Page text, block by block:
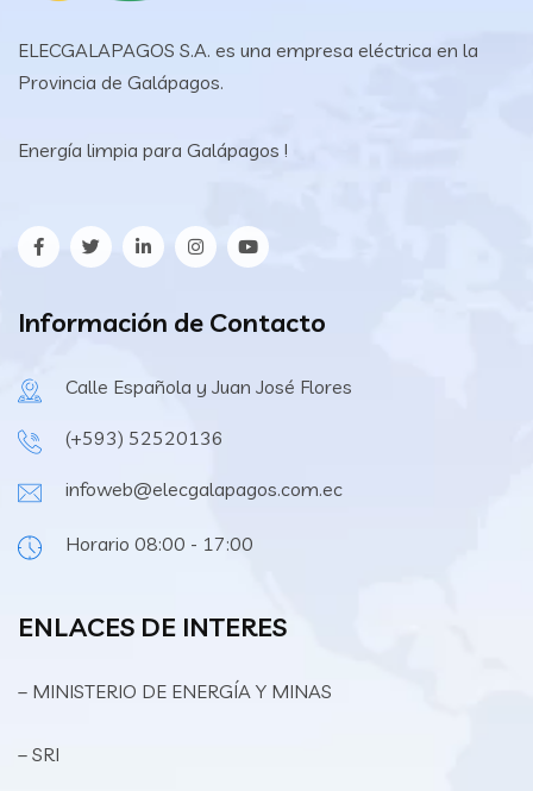
ELECGALAPAGOS S.A. es una empresa eléctrica en la
Provincia de Galápagos.
Energía limpia para Galápagos !
Información de Contacto
Calle Española y Juan José Flores
(+593) 52520136
infoweb@elecgalapagos.com.ec
Horario 08:00 - 17:00
ENLACES DE INTERES
– MINISTERIO DE ENERGÍA Y MINAS
– SRI